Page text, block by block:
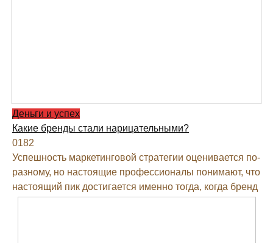
Деньги и успех
Какие бренды стали нарицательными?
0182
Успешность маркетинговой стратегии оценивается по-
разному, но настоящие профессионалы понимают, что
настоящий пик достигается именно тогда, когда бренд